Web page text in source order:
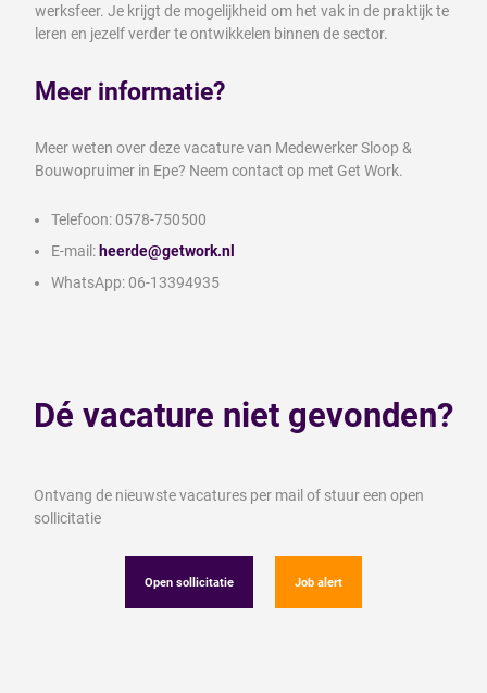
werksfeer. Je krijgt de mogelijkheid om het vak in de praktijk te
leren en jezelf verder te ontwikkelen binnen de sector.
Meer informatie?
Meer weten over deze vacature van Medewerker Sloop &
Bouwopruimer in Epe? Neem contact op met Get Work.
Telefoon: 0578-750500
E-mail:heerde@getwork.nl
WhatsApp: 06-13394935
Dé vacature niet gevonden?
Ontvang de nieuwste vacatures per mail of stuur een open
sollicitatie
Open sollicitatie Job alert